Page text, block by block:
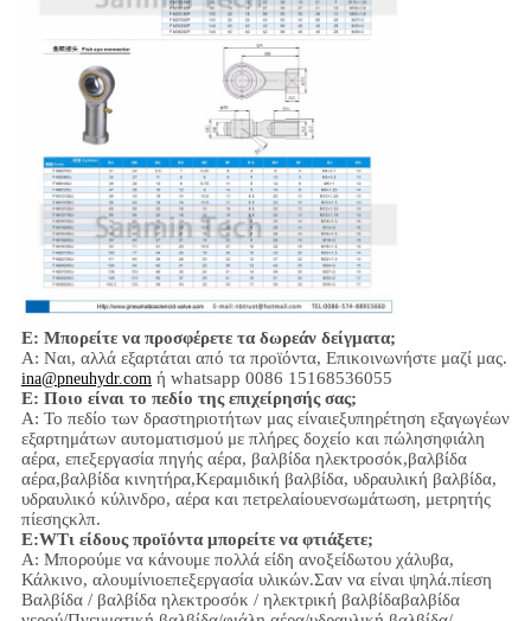
Ε: Μπορείτε να προσφέρετε τα δωρεάν δείγματα;
Α: Ναι, αλλά εξαρτάται από τα προϊόντα, Επικοινωνήστε μαζί μας.
ina@pneuhydr.com ή whatsapp 0086 15168536055
Ε: Ποιο είναι το πεδίο της επιχείρησής σας;
Α: Το πεδίο των δραστηριοτήτων μας είναιεξυπηρέτηση εξαγωγέων
εξαρτημάτων αυτοματισμού με πλήρες δοχείο και πώλησηφιάλη
αέρα, επεξεργασία πηγής αέρα, βαλβίδα ηλεκτροσόκ,βαλβίδα
αέρα,βαλβίδα κινητήρα,Κεραμιδική βαλβίδα, υδραυλική βαλβίδα,
υδραυλικό κύλινδρο, αέρα και πετρελαίουενσωμάτωση, μετρητής
πίεσηςκλπ.
Ε:WΤι είδους προϊόντα μπορείτε να φτιάξετε;
Α: Μπορούμε να κάνουμε πολλά είδη ανοξείδωτου χάλυβα,
Κάλκινο, αλουμίνιοεπεξεργασία υλικών.Σαν να είναι ψηλά.πίεση
Βαλβίδα / βαλβίδα ηλεκτροσόκ / ηλεκτρική βαλβίδαβαλβίδα